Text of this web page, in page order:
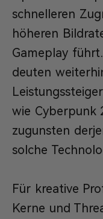
schnelleren
höheren
Gameplay
deuten
wie Cyberpunk
zugunsten
solche
Für kreative
Kerne und